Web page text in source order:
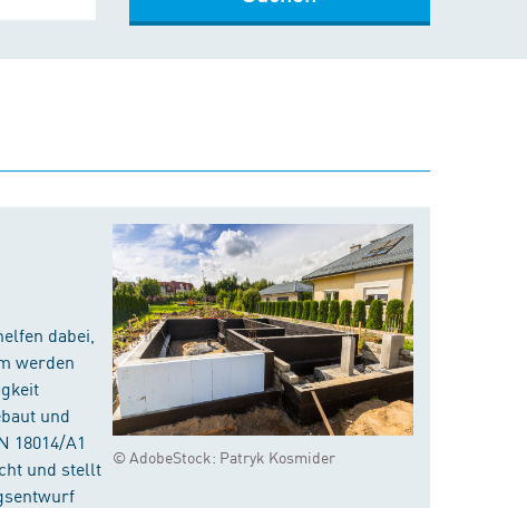
© AdobeStock: Patryk Kosmider
dabei,
werden
und
18014/A1
und stellt